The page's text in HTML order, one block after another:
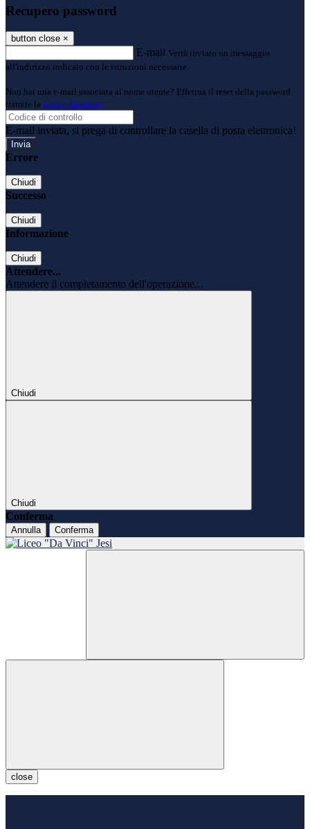
Recupero password
button close ×
E-mail Verrà inviato un messaggio
all'indirizzo indicato con le istruzioni necessarie.
Non hai una e-mail associata al nome utente? Effettua il reset della password
tramite la Login Spaggiari
E-mail inviata, si prega di controllare la casella di posta elettronica!
Errore
Chiudi
Successo
Chiudi
Informazione
Chiudi
Attendere...
Attendere il completamento dell'operazione...
Chiudi
Chiudi
Conferma
Annulla Conferma
close